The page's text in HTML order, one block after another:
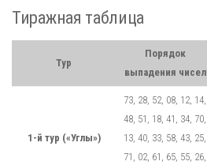
Тиражная таблица
Тур
Порядок
выпадения чисел
1-й тур («Углы»)
73, 28, 52, 08, 12, 14,
48, 51, 18, 41, 34, 70,
13, 40, 33, 58, 43, 25,
71, 02, 61, 65, 55, 26,